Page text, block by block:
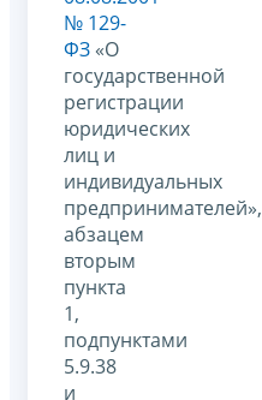
№ 129-
ФЗ «О
государственной
регистрации
юридических
лиц и
индивидуальных
предпринимателей»,
абзацем
вторым
пункта
1,
подпунктами
5.9.38
и